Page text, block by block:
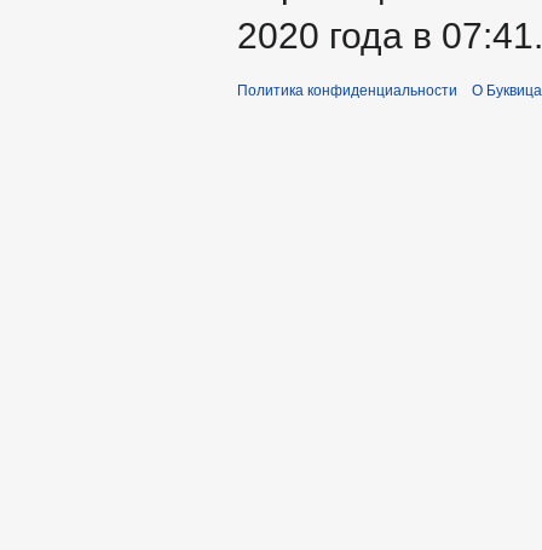
2020 года в 07:41.
Политика конфиденциальности О Буквица